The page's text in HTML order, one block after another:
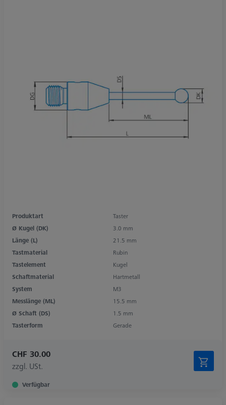
Produktart
Taster
Ø Kugel (DK)
3.0 mm
Länge (L)
21.5 mm
Tastmaterial
Rubin
Tastelement
Kugel
Schaftmaterial
Hartmetall
System
M3
Messlänge (ML)
15.5 mm
Ø Schaft (DS)
1.5 mm
Tasterform
Gerade
CHF 30.00
zzgl. USt.
Verfügbar